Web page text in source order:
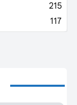
215
117